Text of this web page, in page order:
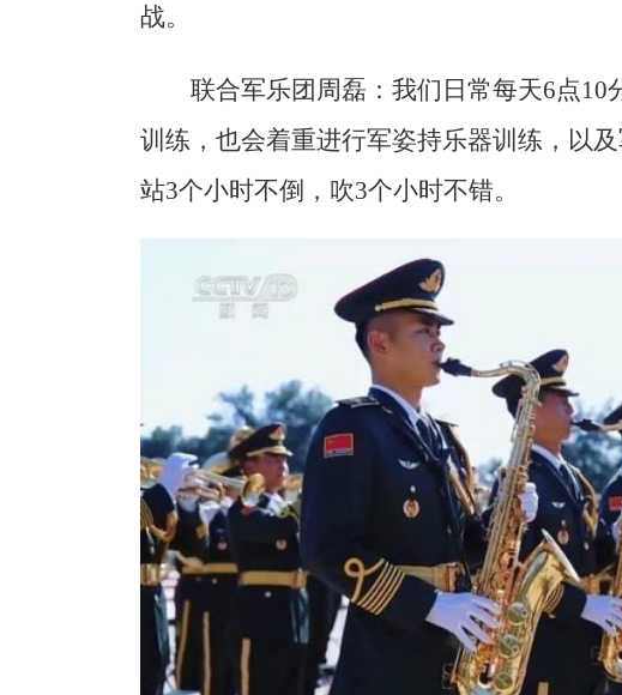
战。
联合军乐团周磊：我们日常每天6点10
训练，也会着重进行军姿持乐器训练，以
站3个小时不倒，吹3个小时不错。